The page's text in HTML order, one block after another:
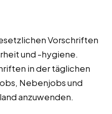
Vorschriften
und -hygiene.
in der täglichen
Nebenjobs und
anzuwenden.